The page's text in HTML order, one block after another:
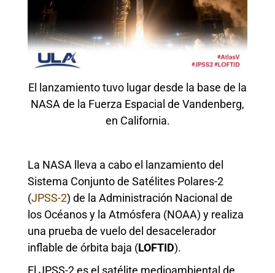
El lanzamiento tuvo lugar desde la base de la
NASA de la Fuerza Espacial de Vandenberg,
en California.
La NASA lleva a cabo el lanzamiento del
Sistema Conjunto de Satélites Polares-2
(JPSS-2) de la Administración Nacional de
los Océanos y la Atmósfera (NOAA) y realiza
una prueba de vuelo del desacelerador
inflable de órbita baja (LOFTID).
El JPSS-2 es el satélite medioambiental de